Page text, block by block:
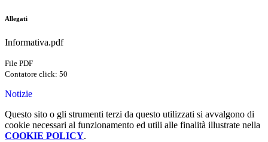
Allegati
Informativa.pdf
File PDF
Contatore click: 50
Notizie
Questo sito o gli strumenti terzi da questo utilizzati si avvalgono di
cookie necessari al funzionamento ed utili alle finalità illustrate nella
COOKIE POLICY.